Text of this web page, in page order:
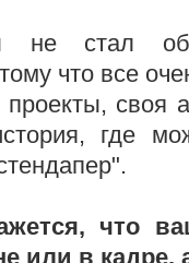
стал
что все
своя
где
что
или в кадре,